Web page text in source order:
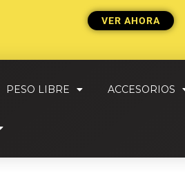
VER AHORA
PESO LIBRE ACCESORIOS